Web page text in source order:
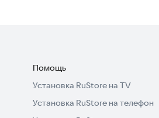
Помощь
Установка RuStore на TV
Установка RuStore на телефон